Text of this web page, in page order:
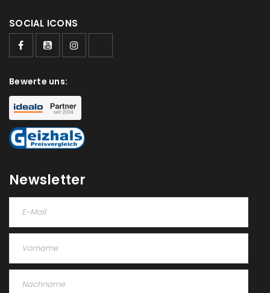
ANMELDEN
Passwort*
Anmeldeformular geschützt durch
ANMELDEN
PASSWORT VERGESSEN?
REGISTRIEREN
SOCIAL ICONS
Bewerte uns:
Newsletter